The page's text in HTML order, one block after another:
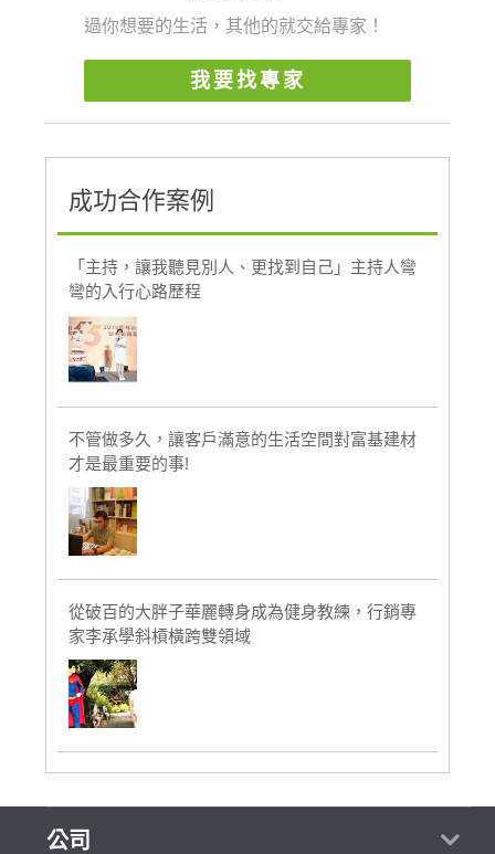
過你想要的生活，其他的就交給專家！
我要找專家
成功合作案例
「主持，讓我聽見別人、更找到自己」主持人彎
彎的入行心路歷程
不管做多久，讓客戶滿意的生活空間對富基建材
才是最重要的事!
從破百的大胖子華麗轉身成為健身教練，行銷專
家李承學斜槓橫跨雙領域
公司